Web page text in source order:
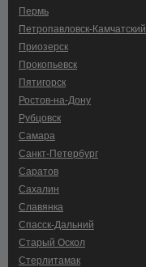
Пермь
Петропавловск-Камчатский
Приозерск
Прокопьевск
Пятигорск
Ростов-на-Дону
Рубцовск
Самара
Санкт-Петербург
Саратов
Сахалин
Славянка
Спасск-Дальний
Старый Оскол
Стерлитамак